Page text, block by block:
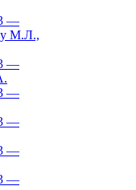
—
М.Л.,
—
—
—
—
—